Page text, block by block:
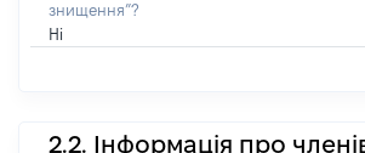
знищення”?
Ні
2.2. Інформація про